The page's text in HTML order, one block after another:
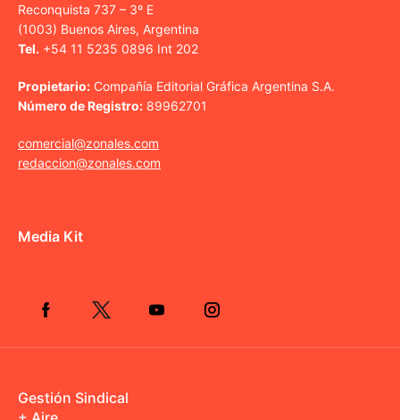
Reconquista 737 – 3º E
(1003) Buenos Aires, Argentina
Tel. +54 11 5235 0896 Int 202
Propietario: Compañía Editorial Gráfica Argentina S.A.
Número de Registro: 89962701
comercial@zonales.com
redaccion@zonales.com
Media Kit
Gestión Sindical